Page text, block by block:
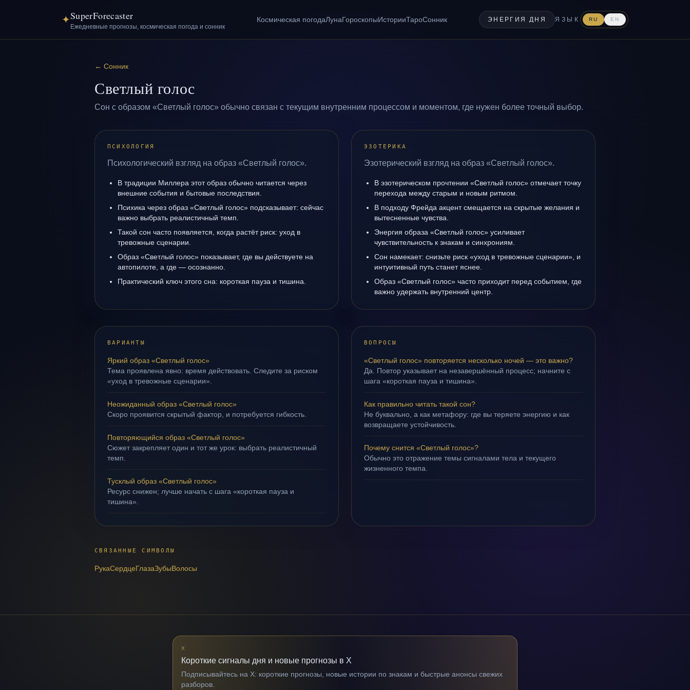
✦SuperForecaster
Ежедневные прогнозы, космическая погода и сонник
Космическая погодаЛунаГороскопыИсторииТароСонник ЭНЕРГИЯ ДНЯ ЯЗЫК RU EN
← Сонник
Светлый голос
Сон с образом «Светлый голос» обычно связан с текущим внутренним процессом и моментом, где нужен более точный выбор.
ПСИХОЛОГИЯ
Психологический взгляд на образ «Светлый голос».
В традиции Миллера этот образ обычно читается через
внешние события и бытовые последствия.
Психика через образ «Светлый голос» подсказывает: сейчас
важно выбрать реалистичный темп.
Такой сон часто появляется, когда растёт риск: уход в
тревожные сценарии.
Образ «Светлый голос» показывает, где вы действуете на
автопилоте, а где — осознанно.
Практический ключ этого сна: короткая пауза и тишина.
ЭЗОТЕРИКА
Эзотерический взгляд на образ «Светлый голос».
В эзотерическом прочтении «Светлый голос» отмечает точку
перехода между старым и новым ритмом.
В подходу Фрейда акцент смещается на скрытые желания и
вытесненные чувства.
Энергия образа «Светлый голос» усиливает
чувствительность к знакам и синхрониям.
Сон намекает: снизьте риск «уход в тревожные сценарии», и
интуитивный путь станет яснее.
Образ «Светлый голос» часто приходит перед событием, где
важно удержать внутренний центр.
ВАРИАНТЫ
Яркий образ «Светлый голос»
Тема проявлена явно: время действовать. Следите за риском
«уход в тревожные сценарии».
Неожиданный образ «Светлый голос»
Скоро проявится скрытый фактор, и потребуется гибкость.
Повторяющийся образ «Светлый голос»
Сюжет закрепляет один и тот же урок: выбрать реалистичный
темп.
Тусклый образ «Светлый голос»
Ресурс снижен; лучше начать с шага «короткая пауза и
тишина».
ВОПРОСЫ
«Светлый голос» повторяется несколько ночей — это важно?
Да. Повтор указывает на незавершённый процесс; начните с
шага «короткая пауза и тишина».
Как правильно читать такой сон?
Не буквально, а как метафору: где вы теряете энергию и как
возвращаете устойчивость.
Почему снится «Светлый голос»?
Обычно это отражение темы сигналами тела и текущего
жизненного темпа.
СВЯЗАННЫЕ СИМВОЛЫ
РукаСердцеГлазаЗубыВолосы
X
Короткие сигналы дня и новые прогнозы в X
Подписывайтесь на X: короткие прогнозы, новые истории по знакам и быстрые анонсы свежих
разборов.